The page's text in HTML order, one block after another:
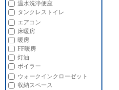
温水洗浄便座
タンクレストイレ
エアコン
床暖房
暖房
FF暖房
灯油
ボイラー
ウォークインクローゼット
収納スペース